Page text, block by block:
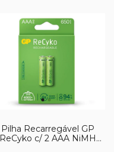
Pilha Recarregável GP
ReCyko c/ 2 AAA NiMH